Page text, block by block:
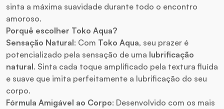
sinta a máxima suavidade durante todo o encontro
amoroso.
Porquê escolher Toko Aqua?
Sensação Natural: Com Toko Aqua, seu prazer é
potencializado pela sensação de uma lubrificação
natural. Sinta cada toque amplificado pela textura fluída
e suave que imita perfeitamente a lubrificação do seu
corpo.
Fórmula Amigável ao Corpo: Desenvolvido com os mais